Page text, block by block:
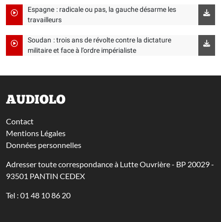
Espagne : radicale ou pas, la gauche désarme les
travailleurs
Soudan : trois ans de révolte contre la dictature
militaire et face à l’ordre impérialiste
AUDIOLO
Contact
Mentions Légales
Données personnelles
Adresser toute correspondance à Lutte Ouvrière - BP 20029 -
93501 PANTIN CEDEX
Tel : 01 48 10 86 20